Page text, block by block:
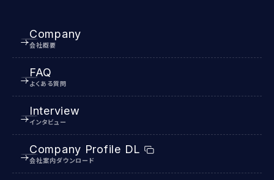
Company
会社概要
FAQ
よくある質問
Interview
インタビュー
Company Profile DL
会社案内ダウンロード